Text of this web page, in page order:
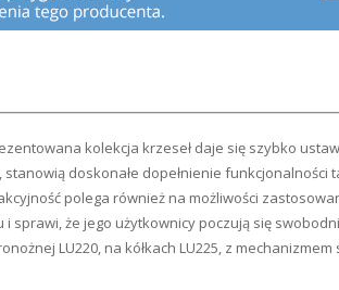
kolekcja krzeseł daje się szybko
doskonałe dopełnienie
polega również na możliwości
sprawi, że jego użytkownicy poczują się
LU220, na kółkach LU225, z